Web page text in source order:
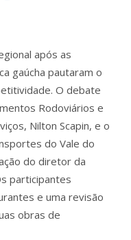
após as
gaúcha pautaram o
O debate
Rodoviários e
Nilton Scapin, e o
do Vale do
do diretor da
participantes
e uma revisão
obras de